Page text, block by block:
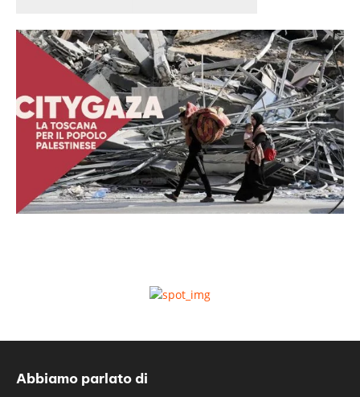
Abbiamo parlato di